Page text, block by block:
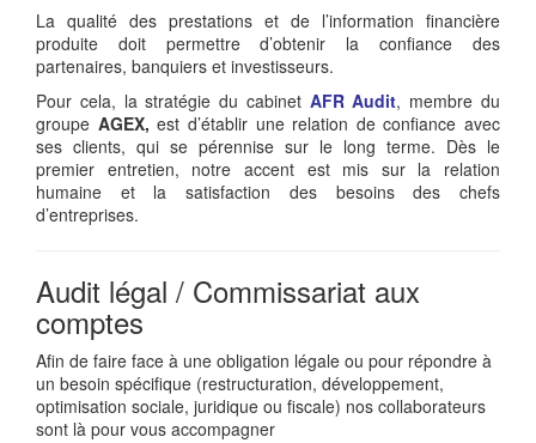
La qualité des prestations et de l’information financière
produite doit permettre d’obtenir la confiance des
partenaires, banquiers et investisseurs.
Pour cela, la stratégie du cabinet AFR Audit, membre du
groupe AGEX,est d’établir une relation de confiance avec
ses clients, qui se pérennise sur le long terme. Dès le
premier entretien, notre accent est mis sur la relation
humaine et la satisfaction des besoins des chefs
d’entreprises.
Audit légal / Commissariat aux
comptes
Afin de faire face à une obligation légale ou pour répondre à
un besoin spécifique (restructuration, développement,
optimisation sociale, juridique ou fiscale) nos collaborateurs
sont là pour vous accompagner